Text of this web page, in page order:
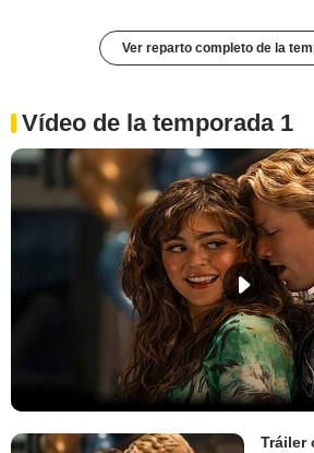
Ver reparto completo de la
Vídeo de la temporada 1
Tráiler